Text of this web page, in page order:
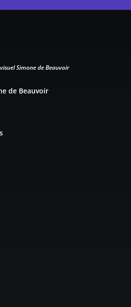
Simone de Beauvoir
de Beauvoir